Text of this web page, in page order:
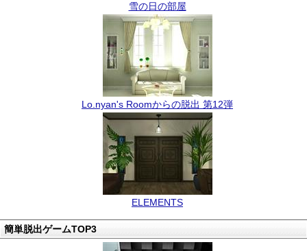
雪の日の部屋
Lo.nyan's Roomからの脱出 第12弾
ELEMENTS
簡単脱出ゲームTOP3